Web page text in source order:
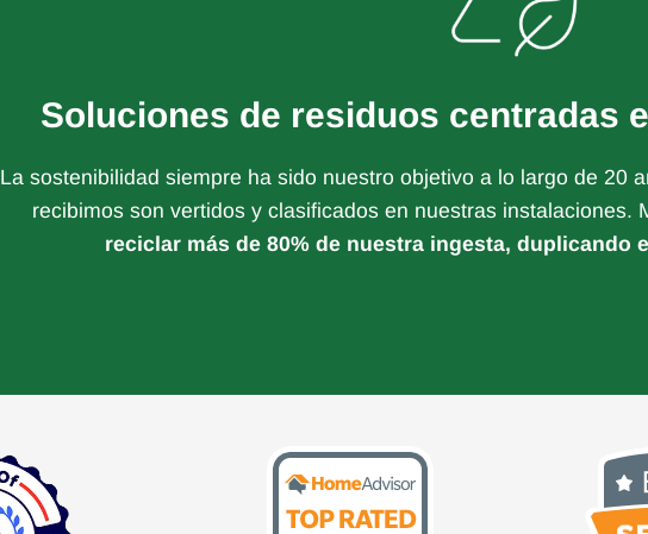
Soluciones de residuos centradas
La sostenibilidad siempre ha sido nuestro objetivo a lo largo de 20
recibimos son vertidos y clasificados en nuestras instalaciones.
reciclar más de 80% de nuestra ingesta, duplicando